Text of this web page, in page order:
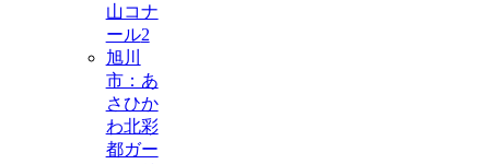
山コナ
ール2
旭川
市：あ
さひか
わ北彩
都ガー